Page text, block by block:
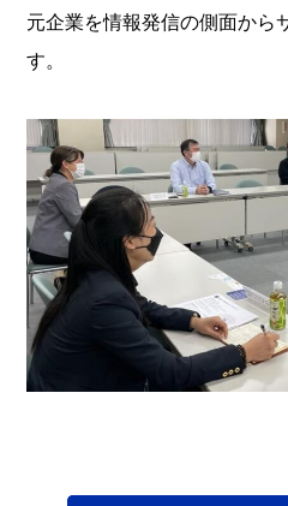
元企業を情報発信の側面から
す。